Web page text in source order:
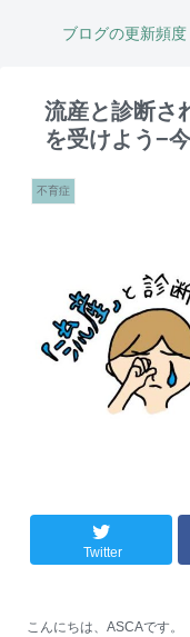
ブログの更新頻度
流産と診断さ
を受けよう−
不育症
Twitter
こんにちは、ASCAです。